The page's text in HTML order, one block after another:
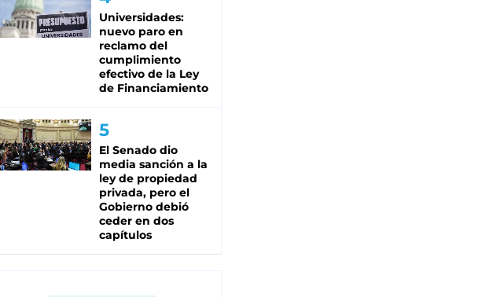
Universidades:
nuevo paro en
reclamo del
cumplimiento
efectivo de la Ley
de Financiamiento
El Senado dio
media sanción a la
ley de propiedad
privada, pero el
Gobierno debió
ceder en dos
capítulos